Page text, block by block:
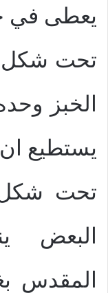
يعطى في
تحت شكل
الخبز
يستطيع
تحت شكل
البعض